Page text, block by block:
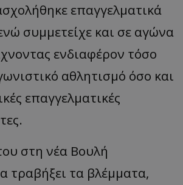
επαγγελματικά
συμμετείχε και σε αγώνα
ενδιαφέρον τόσο
αθλητισμό όσο και
επαγγελματικές
στη νέα Βουλή
τραβήξει τα βλέμματα,